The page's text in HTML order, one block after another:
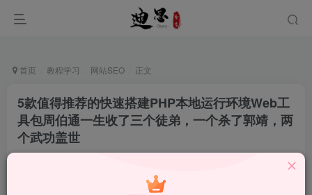
首页 教程学习 网站SEO 正文
5款值得推荐的快速搭建PHP本地运行环境Web工
具包周伯通一生收了三个徒弟，一个杀了郭靖，两
个武功盖世
私信